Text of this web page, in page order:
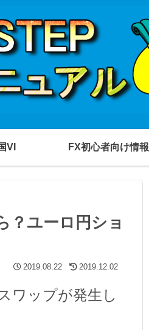
VI FX初心者向け情報
？ユーロ円ショ
2019.08.22 2019.12.02
ワップが発生し